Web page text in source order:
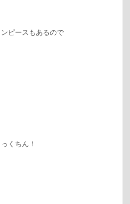
ピースもあるので
くちん！